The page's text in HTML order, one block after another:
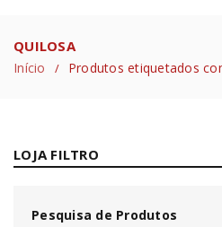
QUILOSA
Início / Produtos etiquetados
LOJA FILTRO
Pesquisa de Produtos